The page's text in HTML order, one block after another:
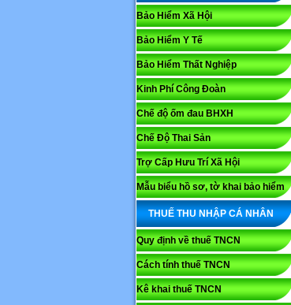
Bảo Hiểm Xã Hội
Bảo Hiểm Y Tế
Bảo Hiểm Thất Nghiệp
Kinh Phí Công Đoàn
Chế độ ốm đau BHXH
Chế Độ Thai Sản
Trợ Cấp Hưu Trí Xã Hội
Mẫu biểu hồ sơ, tờ khai bảo hiểm
THUẾ THU NHẬP CÁ NHÂN
Quy định về thuế TNCN
Cách tính thuế TNCN
Kê khai thuế TNCN